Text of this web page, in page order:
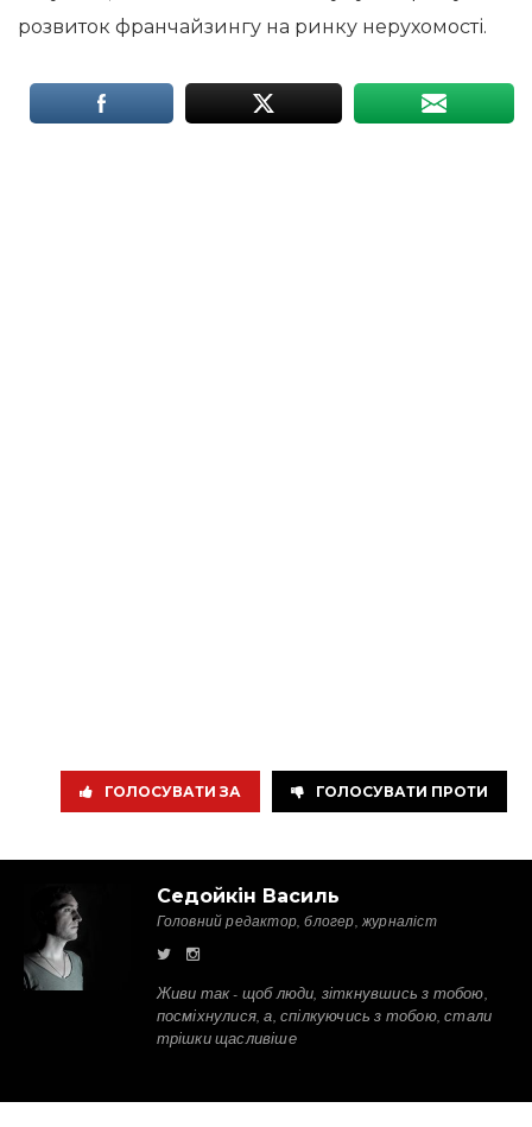
розвиток франчайзингу на ринку нерухомості.
ГОЛОСУВАТИ ЗА ГОЛОСУВАТИ ПРОТИ
Седойкін Василь
Головний редактор, блогер, журналіст
Живи так - щоб люди, зіткнувшись з тобою,
посміхнулися, а, спілкуючись з тобою, стали
трішки щасливіше